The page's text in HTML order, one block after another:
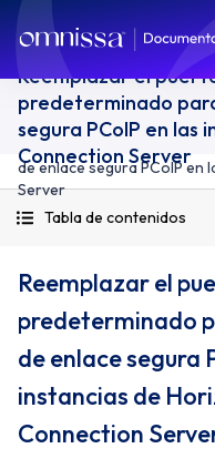
Reemplazar el
predeterminado
segura PCoIP en las
Connection Server
Reemplazar el puerto de
de enlace segura PCoIP
Server
Tabla de contenidos
Reemplazar el
predeterminado
de enlace segura
instancias de
Connection